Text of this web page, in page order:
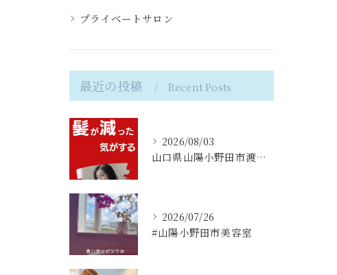
プライベートサロン
最近の投稿 Recent Posts
2026/08/03
山口県山陽小野田市渡場、髪が育つ美容室ボンサンスでは薄髪・細...
2026/07/26
#山陽小野田市美容室